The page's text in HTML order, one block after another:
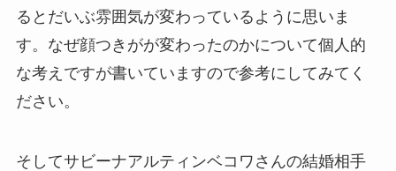
るとだいぶ雰囲気が変わっているように思いま
す。なぜ顔つきがが変わったのかについて個人的
な考えですが書いていますので参考にしてみてく
ださい。
そしてサビーナアルティンベコワさんの結婚相手